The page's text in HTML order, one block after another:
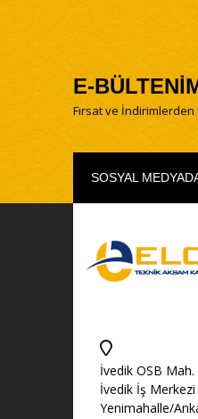
E-
Fırsat ve
SOSYAL
İvedik OSB
İvedik İş Merkezi
Yenimahalle/